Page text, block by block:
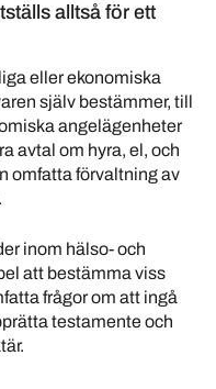
alltså för ett
eller ekonomiska
själv bestämmer, till
angelägenheter
avtal om hyra, el, och
omfatta förvaltning av
inom hälso- och
att bestämma viss
frågor om att ingå
testamente och